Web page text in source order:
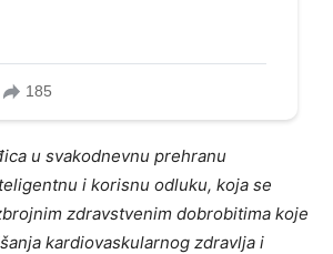
u svakodnevnu prehranu
i korisnu odluku, koja se
zdravstvenim dobrobitima koje
kardiovaskularnog zdravlja i